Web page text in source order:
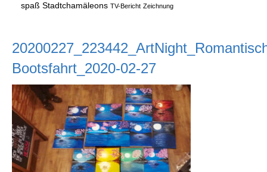
spaß Stadtchamäleons TV-Bericht Zeichnung
Bootsfahrt_2020-02-27